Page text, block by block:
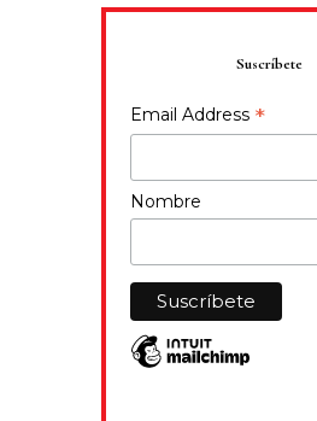
Suscríbete
Email Address *
Nombre